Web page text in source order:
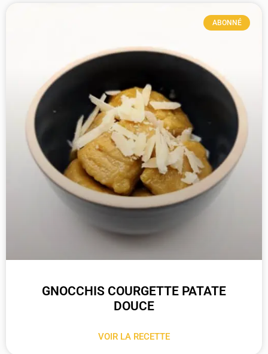
ABONNÉ
GNOCCHIS COURGETTE PATATE
DOUCE
VOIR LA RECETTE